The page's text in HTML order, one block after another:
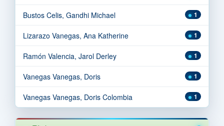
1
Bustos Celis, Gandhi Michael
1
Lizarazo Vanegas, Ana Katherine
1
Ramón Valencia, Jarol Derley
1
Vanegas Vanegas, Doris
1
Vanegas Vanegas, Doris Colombia